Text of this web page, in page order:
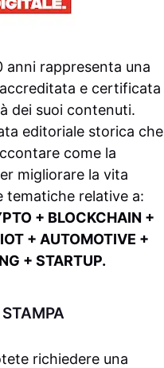
anni rappresenta una
e certificata
dei suoi contenuti.
editoriale storica che
come la
migliorare la vita
tematiche relative a:
+ BLOCKCHAIN +
+ AUTOMOTIVE +
+ STARTUP.
richiedere una